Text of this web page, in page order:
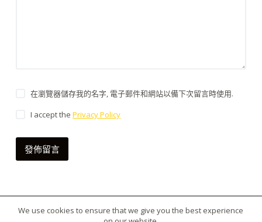
在瀏覽器儲存我的名字, 電子郵件和網站以備下次留言時使用.
I accept thePrivacy Policy
發佈留言
版權所有 © 2026 台灣虎王藥局|犀利士|威而鋼|日本藤
We use cookies to ensure that we give you the best experience